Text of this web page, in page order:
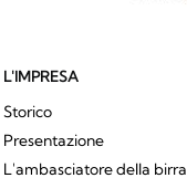
L'IMPRESA
Storico
Presentazione
L'ambasciatore della birra